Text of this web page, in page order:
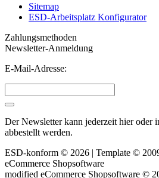
Sitemap
ESD-Arbeitsplatz Konfigurator
Zahlungsmethoden
Newsletter-Anmeldung
E-Mail-Adresse:
Der Newsletter kann jederzeit hier oder
abbestellt werden.
ESD-konform © 2026 | Template ©
eCommerce Shopsoftware
modified eCommerce Shopsoftware ©